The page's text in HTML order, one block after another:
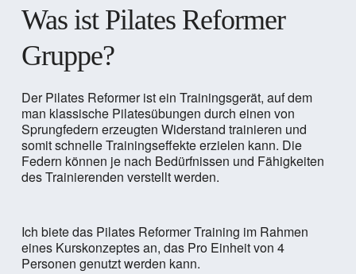
Was ist Pilates Reformer
Gruppe?
Der Pilates Reformer ist ein Trainingsgerät, auf dem
man klassische Pilatesübungen durch einen von
Sprungfedern erzeugten Widerstand trainieren und
somit schnelle Trainingseffekte erzielen kann. Die
Federn können je nach Bedürfnissen und Fähigkeiten
des Trainierenden verstellt werden.
Ich biete das Pilates Reformer Training im Rahmen
eines Kurskonzeptes an, das Pro Einheit von 4
Personen genutzt werden kann.